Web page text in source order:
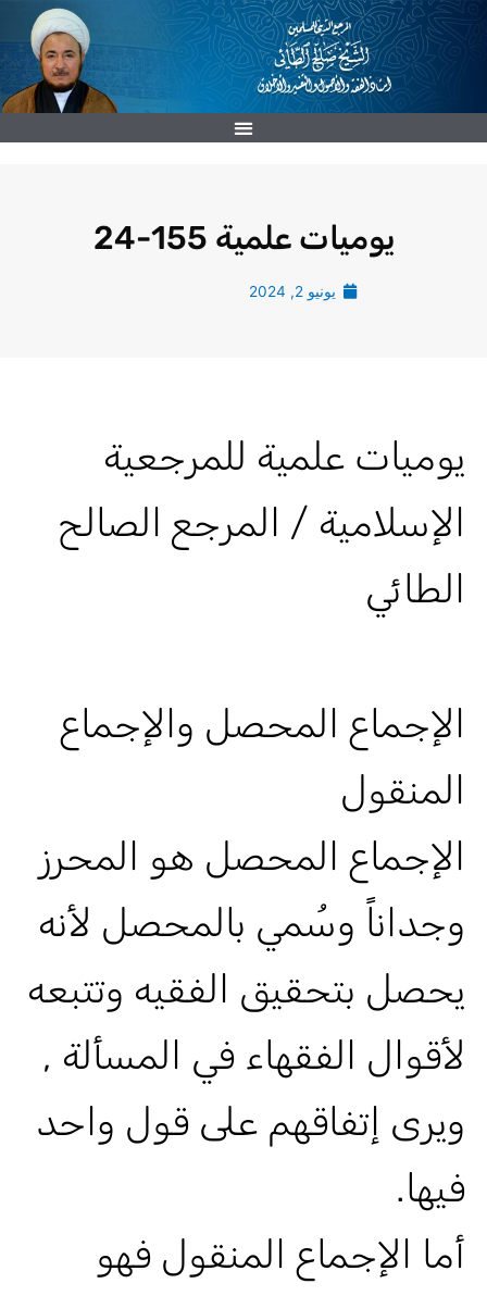
تخطي
يوميات علمية 155-24
يونيو 2, 2024
يوميات علمية للمرجعية
الإسلامية / المرجع الصالح
الطائي
الإجماع المحصل والإجماع
المنقول
الإجماع المحصل هو المحرز
وجداناً وسُمي بالمحصل لأنه
يحصل بتحقيق الفقيه وتتبعه
لأقوال الفقهاء في المسألة ,
ويرى إتفاقهم على قول واحد
فيها.
أما الإجماع المنقول فهو